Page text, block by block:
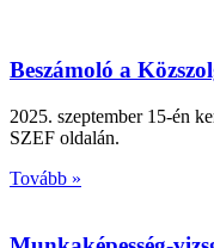
Beszámoló a
2025. szeptember 15-én
SZEF oldalán.
Tovább »